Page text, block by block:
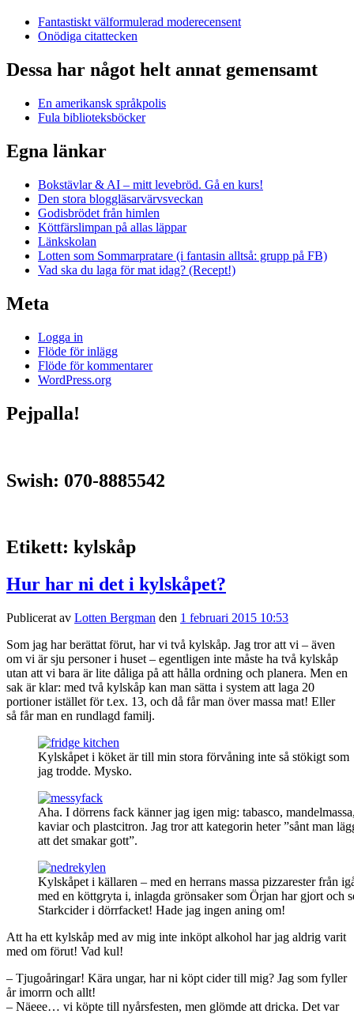
Fantastiskt välformulerad moderecensent
Onödiga citattecken
Dessa har något helt annat gemensamt
En amerikansk språkpolis
Fula biblioteksböcker
Egna länkar
Bokstävlar & AI – mitt levebröd. Gå en kurs!
Den stora bloggläsarvärvsveckan
Godisbrödet från himlen
Köttfärslimpan på allas läppar
Länkskolan
Lotten som Sommarpratare (i fantasin alltså: grupp på FB)
Vad ska du laga för mat idag? (Recept!)
Meta
Logga in
Flöde för inlägg
Flöde för kommentarer
WordPress.org
Pejpalla!
Swish: 070-8885542
Etikett: kylskåp
Hur har ni det i kylskåpet?
Publicerat av Lotten Bergman den 1 februari 2015 10:53
Som jag har berättat förut, har vi två kylskåp. Jag tror att vi – även
om vi är sju personer i huset – egentligen inte måste ha två kylskåp
utan att vi bara är lite dåliga på att hålla ordning och planera. Men en
sak är klar: med två kylskåp kan man sätta i system att laga 20
portioner istället för t.ex. 13, och då får man över massa mat! Eller
så får man en rundlagd familj.
Kylskåpet i köket är till min stora förvåning inte så stökigt som
jag trodde. Mysko.
Aha. I dörrens fack känner jag igen mig: tabasco,
kaviar och plastcitron. Jag tror att kategorin heter ”sånt man
att det smakar gott”.
Kylskåpet i källaren – med en herrans massa pizzarester från
med en köttgryta i, inlagda grönsaker som Örjan har gjort och
Starkcider i dörrfacket! Hade jag ingen aning om!
Att ha ett kylskåp med av mig inte inköpt alkohol har jag aldrig varit
med om förut! Vad kul!
– Tjugoåringar! Kära ungar, har ni köpt cider till mig? Jag som fyller
år imorrn och allt!
– Näeee… vi köpte till nyårsfesten, men glömde att dricka. Det var